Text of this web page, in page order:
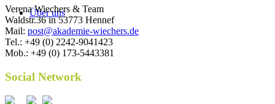
Über uns
Verena Wiechers & Team
Waldstr.36 in 53773 Hennef
Mail: post@akademie-wiechers.de
Tel.: +49 (0) 2242-9041423
Mob.: +49 (0) 173-5443381
Social Network